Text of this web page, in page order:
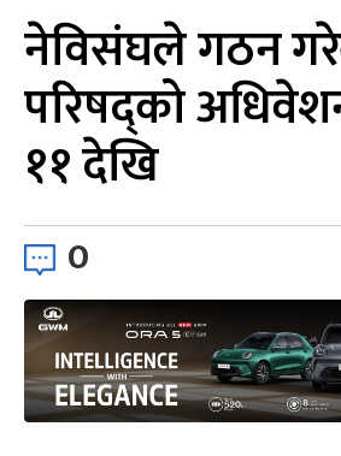
नेविसंघले गठन
परिषद्को
११ देखि
0